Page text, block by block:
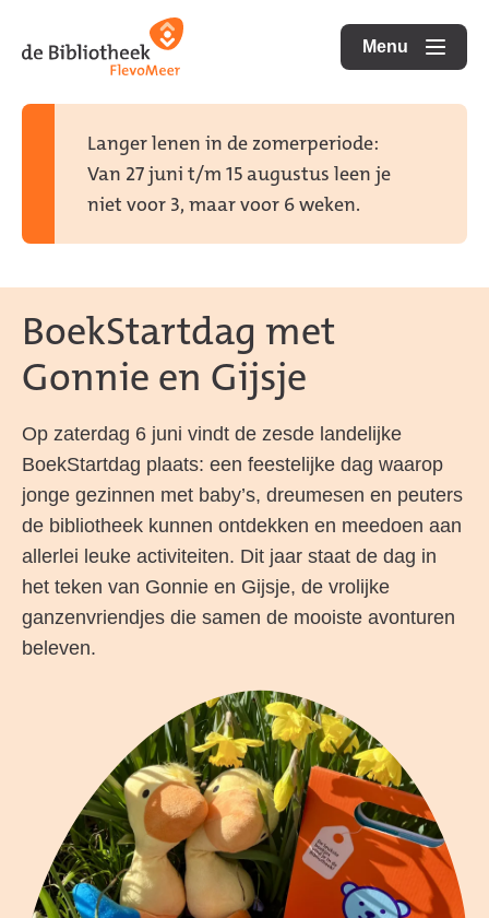
direct
direct
naar
Menu
openen
Langer lenen in de zomerperiode:
Van 27 juni t/m 15 augustus leen je
niet voor 3, maar voor 6 weken.
BoekStartdag met
Gonnie en Gijsje
Op zaterdag 6 juni vindt de zesde landelijke
BoekStartdag plaats: een feestelijke dag waarop
jonge gezinnen met baby’s, dreumesen en peuters
de bibliotheek kunnen ontdekken en meedoen aan
allerlei leuke activiteiten. Dit jaar staat de dag in
het teken van Gonnie en Gijsje, de vrolijke
ganzenvriendjes die samen de mooiste avonturen
beleven.